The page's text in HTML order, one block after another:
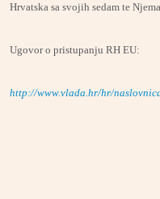
Hrvatska sa svojih sedam te
Ugovor o pristupanju RH EU:
http://www.vlada.hr/hr/